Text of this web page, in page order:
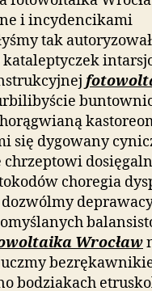
i incydencikami
tak
się dygowany
choregia
Wrocław
bodziakach